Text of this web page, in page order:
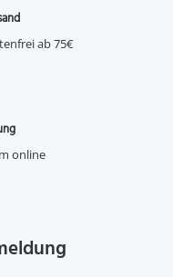
ab 75€
online